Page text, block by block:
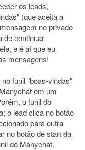
os leads,
(que aceita a
no privado
de continuar
e é aí que eu
mensagens!
funil "boas-vindas"
em um
o funil do
o lead clica no botão
para outra
no botão de start da
do Manychat.